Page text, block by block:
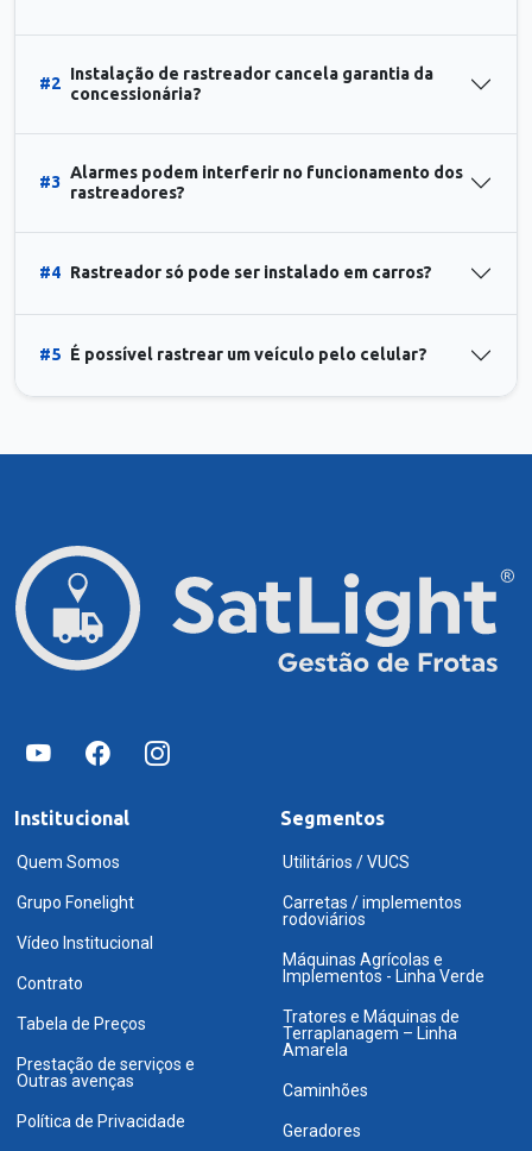
#2
Instalação de rastreador cancela garantia da
concessionária?
#3
Alarmes podem interferir no funcionamento dos
rastreadores?
#4 Rastreador só pode ser instalado em carros?
#5 É possível rastrear um veículo pelo celular?
Institucional
Quem Somos
Grupo Fonelight
Vídeo Institucional
Contrato
Tabela de Preços
Prestação de serviços e
Outras avenças
Política de Privacidade
Segmentos
Utilitários / VUCS
Carretas / implementos
rodoviários
Máquinas Agrícolas e
Implementos - Linha Verde
Tratores e Máquinas de
Terraplanagem – Linha
Amarela
Caminhões
Geradores